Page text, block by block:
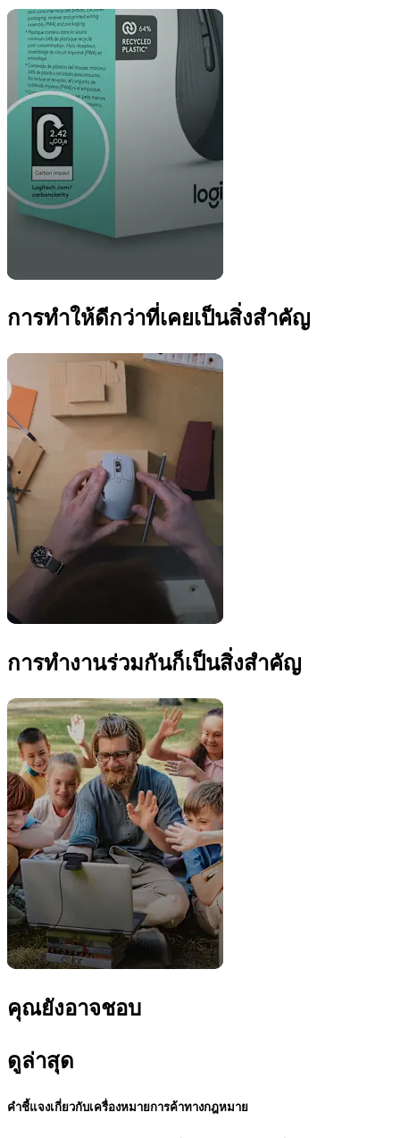
การทำให้ดีกว่าที่เคยเป็นสิ่งสำคัญ
การทำงานร่วมกันก็เป็นสิ่งสำคัญ
คุณยังอาจชอบ
ดูล่าสุด
คำชี้แจงเกี่ยวกับเครื่องหมายการค้าทางกฎหมาย